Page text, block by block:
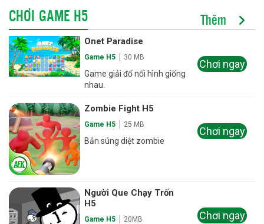
CHƠI GAME H5 Thêm
Onet Paradise
Game H5 30 MB
Game giải đố nối hình giống
nhau.
Chơi ngay
Zombie Fight H5
Game H5 25 MB
Bắn súng diệt zombie
Chơi ngay
Người Que Chạy Trốn
H5
Game H5 20MB Chơi ngay